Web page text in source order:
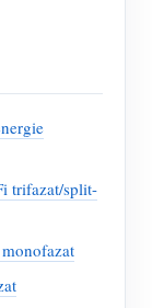
trifazat/split-